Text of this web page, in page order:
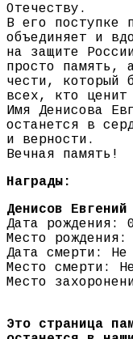
Отечеству.
В его поступке
объединяет и
на защите
просто память,
чести, который
всех, кто ценит
Имя Денисова
останется в
и верности.
Вечная память!
Награды:
Денисов Евгений
Дата рождения:
Место рождения:
Дата смерти: Не
Место смерти:
Место
Это страница